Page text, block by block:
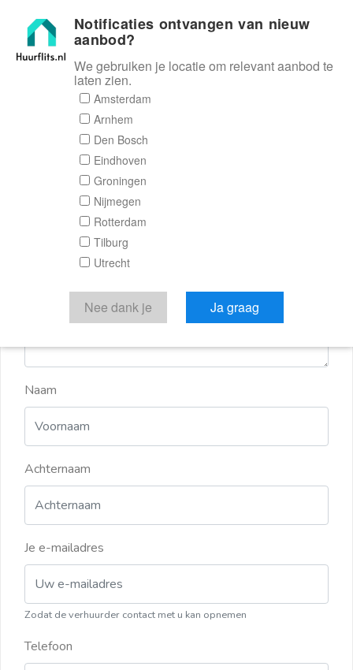
Huurflits
Reactieformulier
Huurflits
Verstuur je bericht
Door een bericht te sturen kom je in contact met de
aanbieder of makelaar van de woning.
Naam
Achternaam
Je e-mailadres
Zodat de verhuurder contact met u kan opnemen
Telefoon
Notificaties ontvangen van nieuw
aanbod?
We gebruiken je locatie om relevant aanbod te
laten zien.
Amsterdam
Arnhem
Den Bosch
Eindhoven
Groningen
Nijmegen
Rotterdam
Tilburg
Utrecht
Nee dank je Ja graag